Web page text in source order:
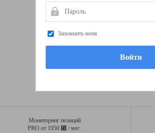
Мониторинг позиций
PRO от 1950 ⃏ / мес.
Пароль
Запомнить меня